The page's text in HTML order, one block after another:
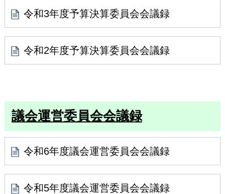
令和3年度予算決算委員会会議録
令和2年度予算決算委員会会議録
議会運営委員会会議録
令和6年度議会運営委員会会議録
令和5年度議会運営委員会会議録